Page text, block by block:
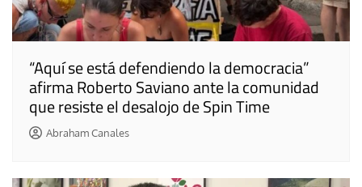
“Aquí se está defendiendo la democracia”
afirma Roberto Saviano ante la comunidad
que resiste el desalojo de Spin Time
Abraham Canales